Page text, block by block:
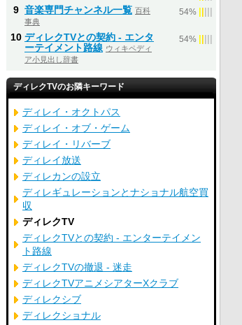
9 音楽専門チャンネル一覧 百科
事典
54%
10 ディレクTVとの契約 - エンタ
ーテイメント路線 ウィキペディ
ア小見出し辞書
54%
ディレクTVのお隣キーワード
ディレイ・オクトパス
ディレイ・オブ・ゲーム
ディレイ・リバーブ
ディレイ放送
ディレカンの設立
ディレギュレーションとナショナル航空買
収
ディレクTV
ディレクTVとの契約 - エンターテイメン
ト路線
ディレクTVの撤退 - 迷走
ディレクTVアニメシアターXクラブ
ディレクシブ
ディレクショナル